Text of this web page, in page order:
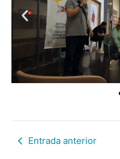
Entrada anterior